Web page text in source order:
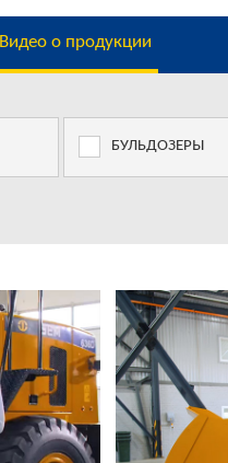
Видео о продукции
БУЛЬДОЗЕРЫ